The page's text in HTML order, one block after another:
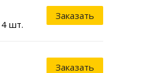
4 шт.
Заказать
Заказать